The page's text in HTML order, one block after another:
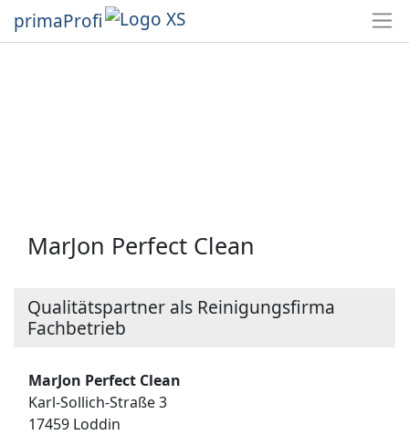
primaProfi
MarJon Perfect Clean
Qualitätspartner als Reinigungsfirma
Fachbetrieb
MarJon Perfect Clean
Karl-Sollich-Straße 3
17459 Loddin